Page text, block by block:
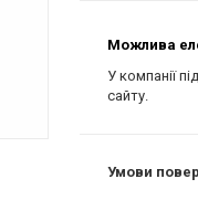
У компанії
сайту.